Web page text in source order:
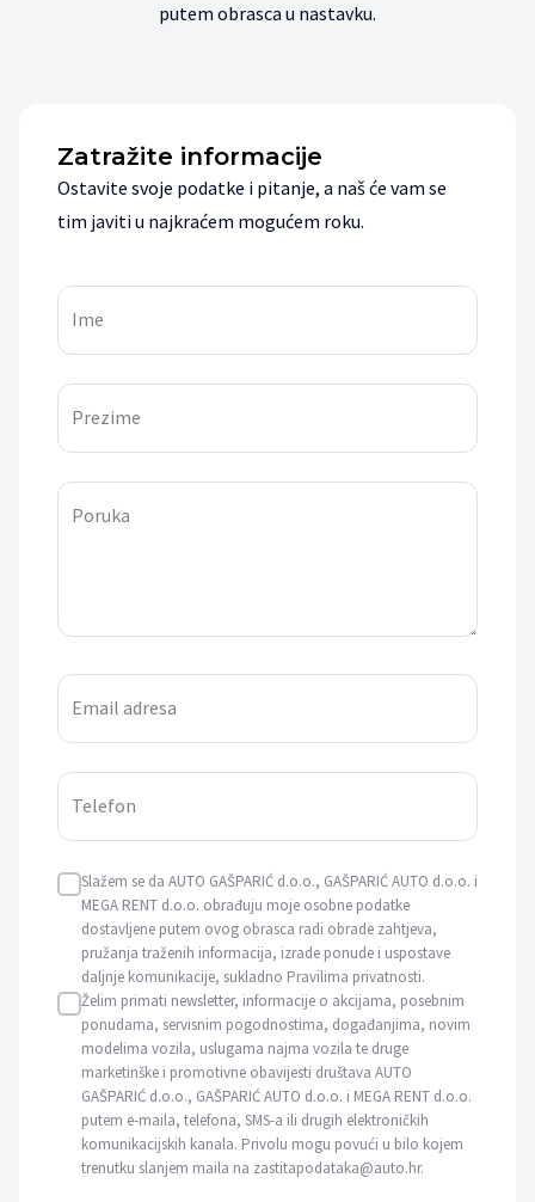
putem obrasca u nastavku.
Zatražite informacije
Ostavite svoje podatke i pitanje, a naš će vam se
tim javiti u najkraćem mogućem roku.
Ime
Prezime
Poruka
Email adresa
Telefon
Slažem se da AUTO GAŠPARIĆ d.o.o., GAŠPARIĆ AUTO d.o.o. i
MEGA RENT d.o.o. obrađuju moje osobne podatke
dostavljene putem ovog obrasca radi obrade zahtjeva,
pružanja traženih informacija, izrade ponude i uspostave
daljnje komunikacije, sukladno Pravilima privatnosti.
Želim primati newsletter, informacije o akcijama, posebnim
ponudama, servisnim pogodnostima, događanjima, novim
modelima vozila, uslugama najma vozila te druge
marketinške i promotivne obavijesti društava AUTO
GAŠPARIĆ d.o.o., GAŠPARIĆ AUTO d.o.o. i MEGA RENT d.o.o.
putem e-maila, telefona, SMS-a ili drugih elektroničkih
komunikacijskih kanala. Privolu mogu povući u bilo kojem
trenutku slanjem maila na zastitapodataka@auto.hr.